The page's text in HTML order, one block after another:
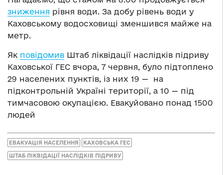
зниження рівня води. За добу рівень води у
Каховському водосховищі зменшився майже на
метр.
Як повідомив Штаб ліквідації наслідків підриву
Каховської ГЕС вчора, 7 червня, було підтоплено
29 населених пунктів, із них 19 — на
підконтрольній Україні території, а 10 — під
тимчасовою окупацією. Евакуйовано понад 1500
людей
ЕВАКУАЦІЯ НАСЕЛЕННЯ КАХОВСЬКА ГЕС
ШТАБ ЛІКВІДАЦІЇ НАСЛІДКІВ ПІДРИВУ